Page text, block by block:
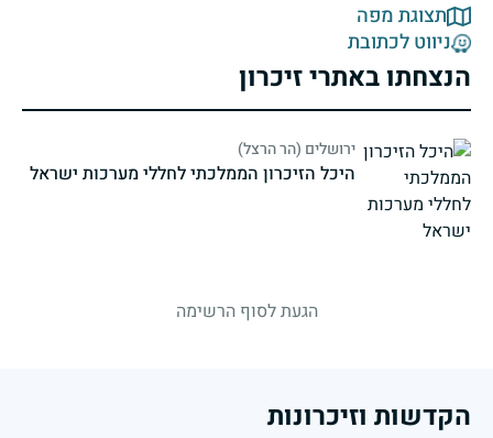
תצוגת מפה
ניווט לכתובת
הנצחתו באתרי זיכרון
ירושלים (הר הרצל)
היכל הזיכרון הממלכתי לחללי מערכות ישראל
הגעת לסוף הרשימה
הקדשות וזיכרונות